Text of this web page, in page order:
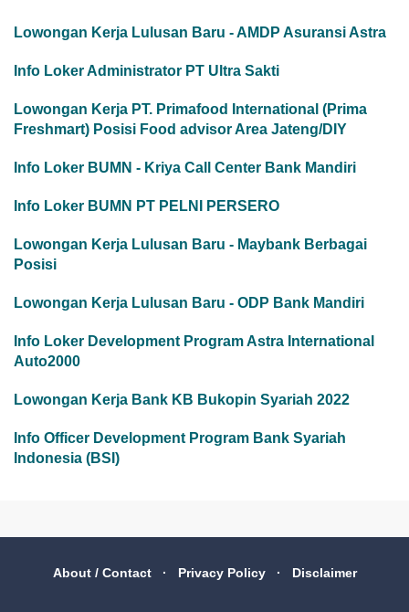
Lowongan Kerja Lulusan Baru - AMDP Asuransi Astra
Info Loker Administrator PT Ultra Sakti
Lowongan Kerja PT. Primafood International (Prima
Freshmart) Posisi Food advisor Area Jateng/DIY
Info Loker BUMN - Kriya Call Center Bank Mandiri
Info Loker BUMN PT PELNI PERSERO
Lowongan Kerja Lulusan Baru - Maybank Berbagai
Posisi
Lowongan Kerja Lulusan Baru - ODP Bank Mandiri
Info Loker Development Program Astra International
Auto2000
Lowongan Kerja Bank KB Bukopin Syariah 2022
Info Officer Development Program Bank Syariah
Indonesia (BSI)
About / Contact Privacy Policy Disclaimer